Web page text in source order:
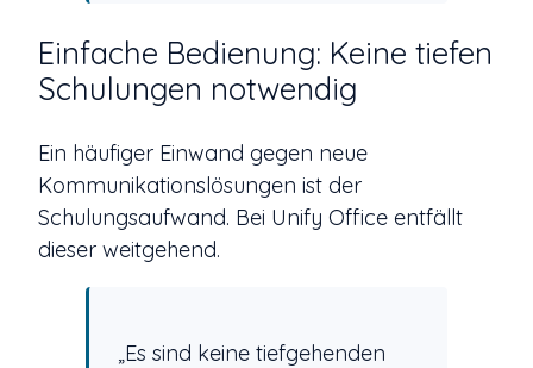
Einfache Bedienung: Keine tiefen
Schulungen notwendig
Ein häufiger Einwand gegen neue
Kommunikationslösungen ist der
Schulungsaufwand. Bei Unify Office entfällt
dieser weitgehend.
„Es sind keine tiefgehenden